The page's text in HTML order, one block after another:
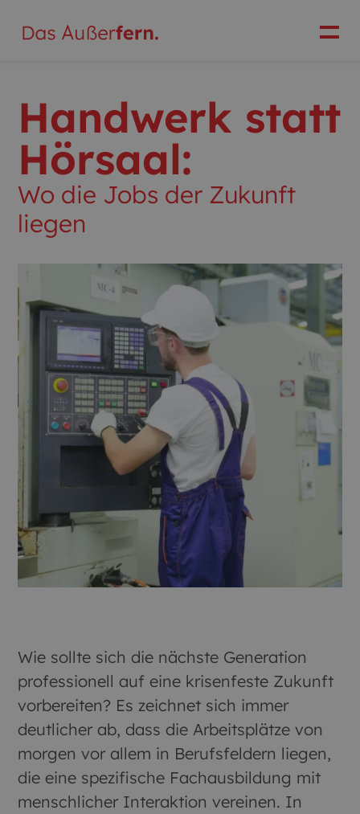
Handwerk statt
Hörsaal:
Wo die Jobs der Zukunft
liegen
Wie sollte sich die nächste Generation
professionell auf eine krisenfeste Zukunft
vorbereiten? Es zeichnet sich immer
deutlicher ab, dass die Arbeitsplätze von
morgen vor allem in Berufsfeldern liegen,
die eine spezifische Fachausbildung mit
menschlicher Interaktion vereinen. In